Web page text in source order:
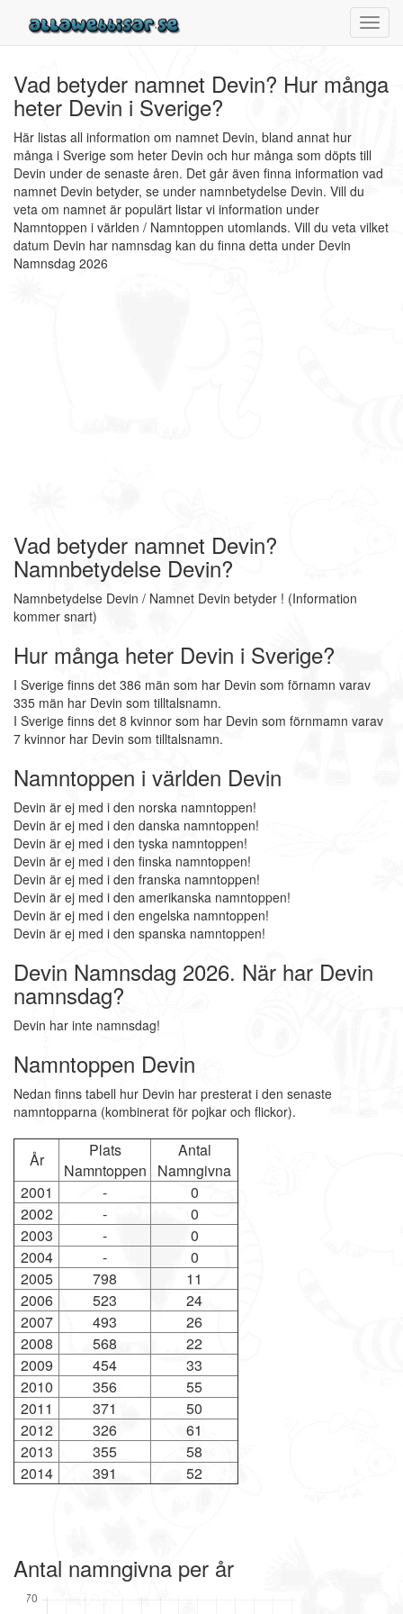
Vad betyder namnet Devin? Hur många
heter Devin i Sverige?
Här listas all information om namnet Devin, bland annat hur
många i Sverige som heter Devin och hur många som döpts till
Devin under de senaste åren. Det går även finna information vad
namnet Devin betyder, se under namnbetydelse Devin. Vill du
veta om namnet är populärt listar vi information under
Namntoppen i världen / Namntoppen utomlands. Vill du veta vilket
datum Devin har namnsdag kan du finna detta under Devin
Namnsdag 2026
Vad betyder namnet Devin?
Namnbetydelse Devin?
Namnbetydelse Devin / Namnet Devin betyder ! (Information
kommer snart)
Hur många heter Devin i Sverige?
I Sverige finns det 386 män som har Devin som förnamn varav
335 män har Devin som tilltalsnamn.
I Sverige finns det 8 kvinnor som har Devin som förnmamn varav
7 kvinnor har Devin som tilltalsnamn.
Namntoppen i världen Devin
Devin är ej med i den norska namntoppen!
Devin är ej med i den danska namntoppen!
Devin är ej med i den tyska namntoppen!
Devin är ej med i den finska namntoppen!
Devin är ej med i den franska namntoppen!
Devin är ej med i den amerikanska namntoppen!
Devin är ej med i den engelska namntoppen!
Devin är ej med i den spanska namntoppen!
Devin Namnsdag 2026. När har Devin
namnsdag?
Devin har inte namnsdag!
Namntoppen Devin
Nedan finns tabell hur Devin har presterat i den senaste
namntopparna (kombinerat för pojkar och flickor).
År
Plats
Namntoppen
Antal
Namngivna
2001
-
0
2002
-
0
2003
-
0
2004
-
0
2005
798
11
2006
523
24
2007
493
26
2008
568
22
2009
454
33
2010
356
55
2011
371
50
2012
326
61
2013
355
58
2014
391 52
Antal namngivna per år